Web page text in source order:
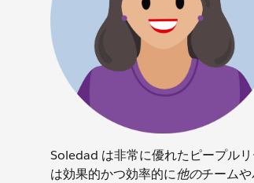
Soledad は非常に優れたピープル
は効果的かつ効率的に他のチーム